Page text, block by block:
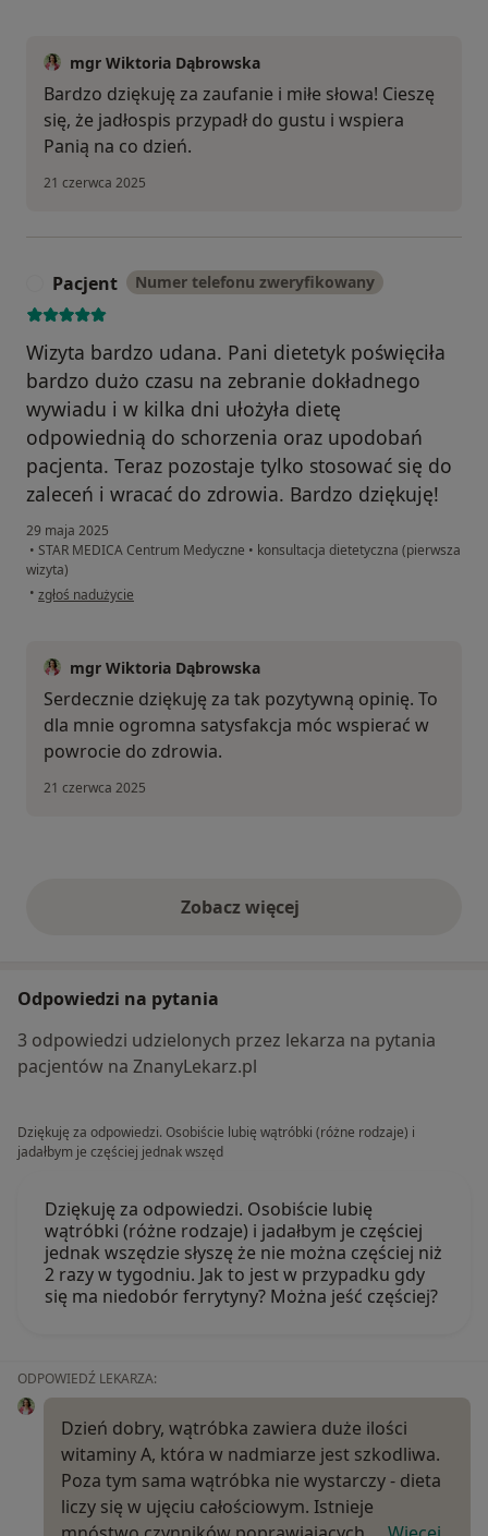
mgr Wiktoria Dąbrowska
Bardzo dziękuję za zaufanie i miłe słowa! Cieszę
się, że jadłospis przypadł do gustu i wspiera
Panią na co dzień.
21 czerwca 2025
Pacjent Numer telefonu zweryfikowany
Wizyta bardzo udana. Pani dietetyk poświęciła
bardzo dużo czasu na zebranie dokładnego
wywiadu i w kilka dni ułożyła dietę
odpowiednią do schorzenia oraz upodobań
pacjenta. Teraz pozostaje tylko stosować się do
zaleceń i wracać do zdrowia. Bardzo dziękuję!
29 maja 2025
• STAR MEDICA Centrum Medyczne • konsultacja dietetyczna (pierwsza
wizyta)
• w opinii użytkownika Pacjent
zgłoś nadużycie
mgr Wiktoria Dąbrowska
Serdecznie dziękuję za tak pozytywną opinię. To
dla mnie ogromna satysfakcja móc wspierać w
powrocie do zdrowia.
21 czerwca 2025
Zobacz więcejopinie powyżej
Odpowiedzi na pytania
3 odpowiedzi udzielonych przez lekarza na pytania
pacjentów na ZnanyLekarz.pl
Dziękuję za odpowiedzi. Osobiście lubię wątróbki (różne rodzaje) i
jadałbym je częściej jednak wszęd
Dziękuję za odpowiedzi. Osobiście lubię
wątróbki (różne rodzaje) i jadałbym je częściej
jednak wszędzie słyszę że nie można częściej niż
2 razy w tygodniu. Jak to jest w przypadku gdy
się ma niedobór ferrytyny? Można jeść częściej?
ODPOWIEDŹ LEKARZA:
Dzień dobry, wątróbka zawiera duże ilości
witaminy A, która w nadmiarze jest szkodliwa.
Poza tym sama wątróbka nie wystarczy - dieta
liczy się w ujęciu całościowym. Istnieje